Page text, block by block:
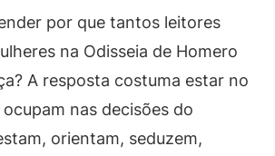
por que tantos leitores
na Odisseia de Homero
A resposta costuma estar no
nas decisões do
orientam, seduzem,